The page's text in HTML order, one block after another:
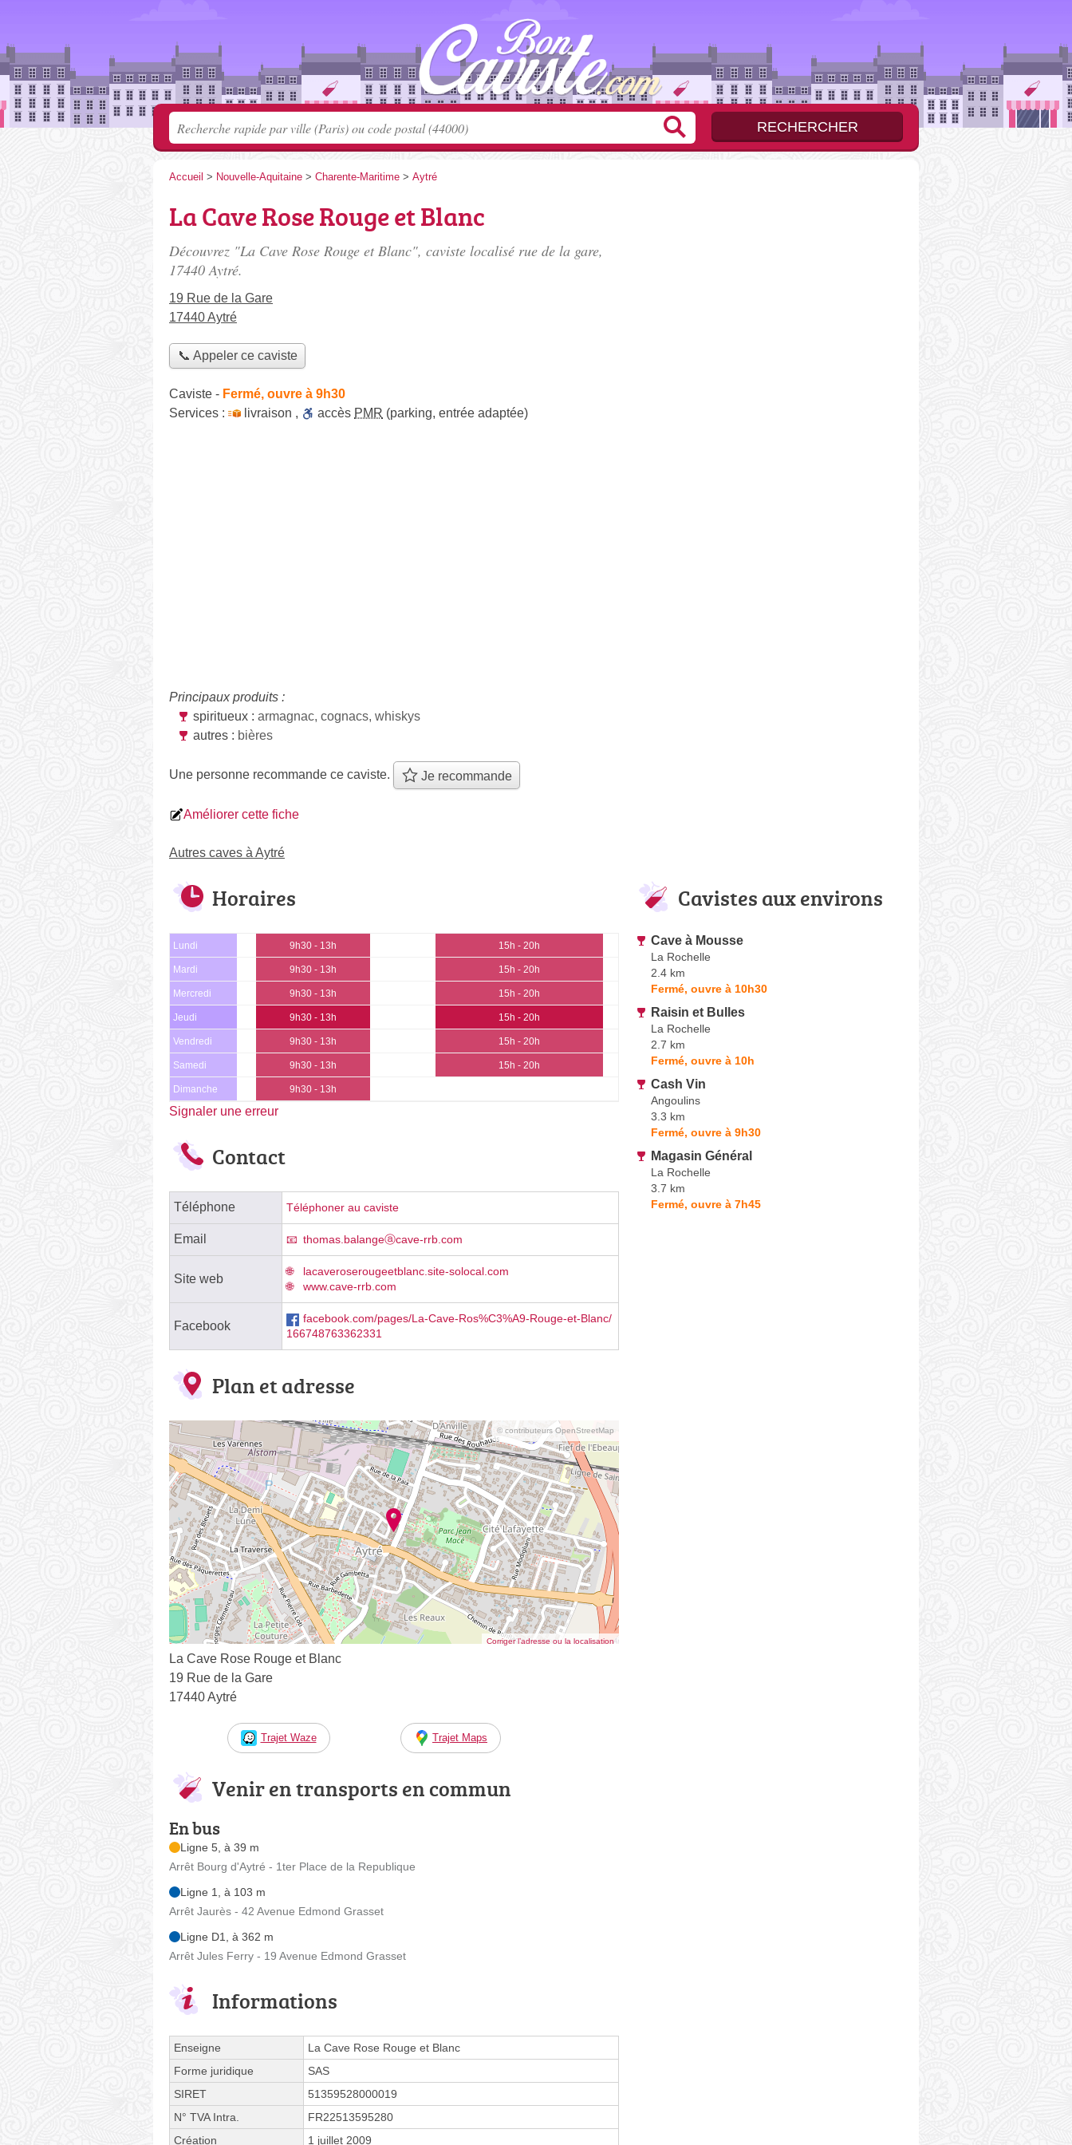
Accueil > Nouvelle-Aquitaine > Charente-Maritime > Aytré
La Cave Rose Rouge et Blanc
Découvrez "La Cave Rose Rouge et Blanc", caviste localisé rue de la gare,
17440 Aytré.
19 Rue de la Gare
17440 Aytré
📞 Appeler ce caviste
Caviste - Fermé, ouvre à 9h30
Services :
livraison , accès PMR (parking, entrée adaptée)
Principaux produits :
spiritueux : armagnac, cognacs, whiskys
autres : bières
Une personne recommande ce caviste. Je recommande
Améliorer cette fiche
Autres caves à Aytré
Horaires
Lundi 9h30 - 13h 15h - 20h
Mardi 9h30 - 13h 15h - 20h
Mercredi 9h30 - 13h 15h - 20h
Jeudi 9h30 - 13h 15h - 20h
Vendredi 9h30 - 13h 15h - 20h
Samedi 9h30 - 13h 15h - 20h
Dimanche 9h30 - 13h
Signaler une erreur
Contact
Téléphone Téléphoner au caviste
Email thomas.balangeⓐcave-rrb.com
Site web
lacaveroserougeetblanc.site-solocal.com
www.cave-rrb.com
Facebook
facebook.com/pages/La-Cave-Ros%C3%A9-Rouge-et-Blanc/
166748763362331
Plan et adresse
© contributeurs OpenStreetMap
Corriger l’adresse ou la localisation
La Cave Rose Rouge et Blanc
19 Rue de la Gare
17440 Aytré
Trajet Waze Trajet Maps
Venir en transports en commun
En bus
Ligne 5, à 39 m
Arrêt Bourg d'Aytré - 1ter Place de la Republique
Ligne 1, à 103 m
Arrêt Jaurès - 42 Avenue Edmond Grasset
Ligne D1, à 362 m
Arrêt Jules Ferry - 19 Avenue Edmond Grasset
Informations
Enseigne
La Cave Rose Rouge et Blanc
Forme juridique
SAS
SIRET
51359528000019
N° TVA Intra.
FR22513595280
Création
1 juillet 2009
Cavistes aux environs
Cave à Mousse
La Rochelle
2.4 km
Fermé, ouvre à 10h30
Raisin et Bulles
La Rochelle
2.7 km
Fermé, ouvre à 10h
Cash Vin
Angoulins
3.3 km
Fermé, ouvre à 9h30
Magasin Général
La Rochelle
3.7 km
Fermé, ouvre à 7h45